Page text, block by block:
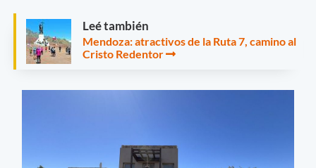
Leé también
Mendoza: atractivos de la Ruta 7, camino al
Cristo Redentor